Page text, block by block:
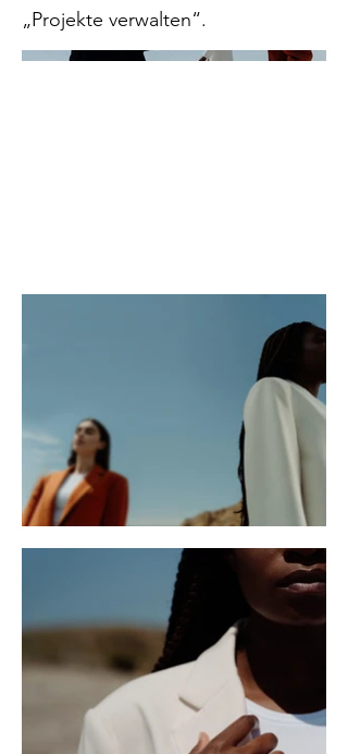
„Projekte verwalten“.